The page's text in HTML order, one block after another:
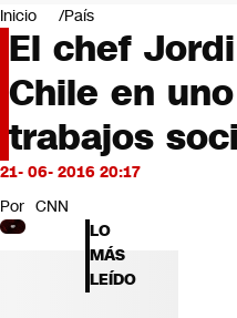
Negocios
Deportes
Programas completos
Cultura
Servicios
Bits
CNN tiempo
Futuro 360
Opinión
Inicio País
El chef
Chile en
trabajos
21- 06- 2016 20:17
Por CNN
LO
MÁS
LEÍDO